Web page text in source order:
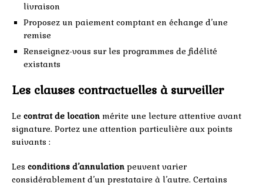
livraison
Proposez un paiement comptant en échange d’une
remise
Renseignez-vous sur les programmes de fidélité
existants
Les clauses contractuelles à surveiller
Le contrat de location mérite une lecture attentive avant
signature. Portez une attention particulière aux points
suivants :
Les conditions d’annulation peuvent varier
considérablement d’un prestataire à l’autre. Certains